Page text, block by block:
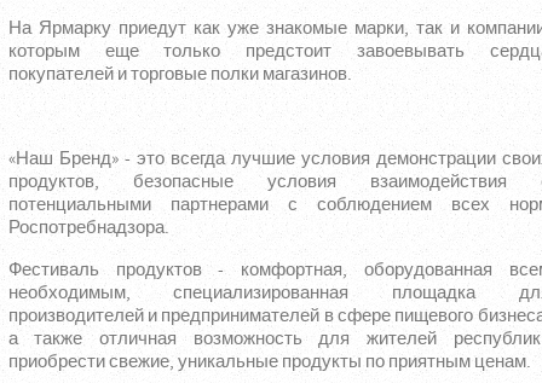
На Ярмарку приедут как уже знакомые марки, так и
которым еще только предстоит завоевывать
покупателей и торговые полки магазинов.
«Наш Бренд» - это всегда лучшие условия демонстрации
продуктов, безопасные условия взаимодействия
потенциальными партнерами с соблюдением всех
Роспотребнадзора.
Фестиваль продуктов - комфортная, оборудованная
необходимым, специализированная площадка
производителей и предпринимателей в сфере пищевого
а также отличная возможность для жителей
приобрести свежие, уникальные продукты по приятным ценам.